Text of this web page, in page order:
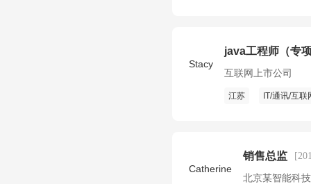
Stacy
java工程师（专
互联网上市公司
江苏 IT/通讯/互联
Catherine
销售总监
北京某智能科